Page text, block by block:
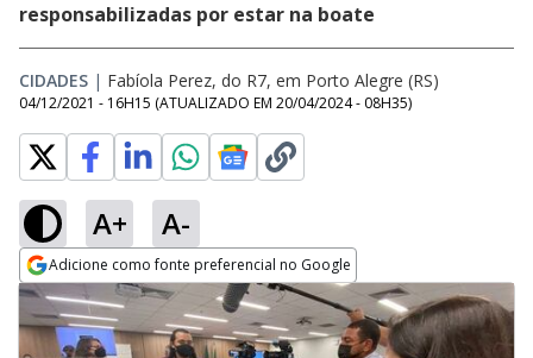
responsabilizadas por estar na boate
CIDADES | Fabíola Perez, do R7, em Porto Alegre (RS)
04/12/2021 - 16H15 (ATUALIZADO EM 20/04/2024 - 08H35)
A+ A-
Adicione como fonte preferencial no Google
Opens in new window